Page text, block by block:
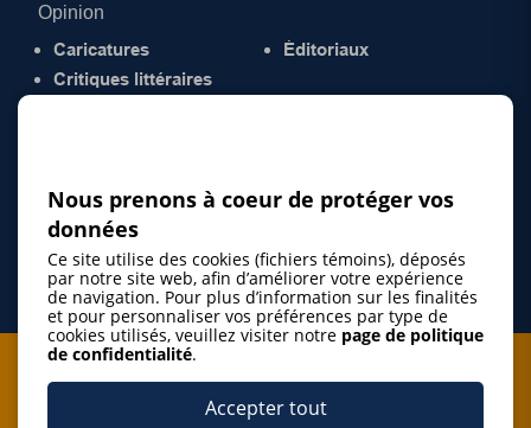
Opinion
Caricatures
Critiques littéraires
Éditoriaux
Je m'abonne à l'infolettre
Nous prenons à coeur de protéger vos
données
Ce site utilise des cookies (fichiers témoins), déposés
par notre site web, afin d’améliorer votre expérience
de navigation. Pour plus d’information sur les finalités
et pour personnaliser vos préférences par type de
cookies utilisés, veuillez visiter notre page de politique
de confidentialité.
Accepter tout